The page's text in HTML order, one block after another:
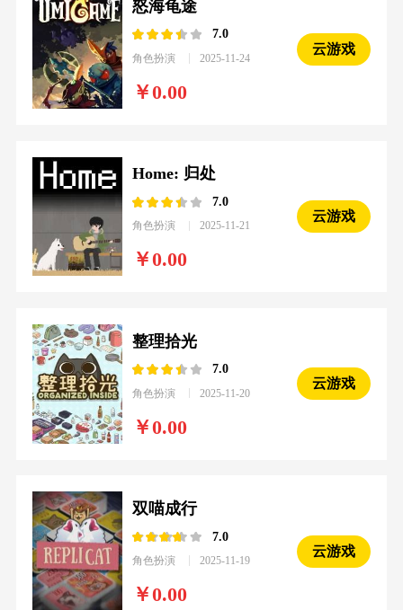
怒海龟途
7.0
角色扮演 2025-11-24
0.00
云游戏
Home: 归处
7.0
角色扮演 2025-11-21
0.00
云游戏
整理拾光
7.0
角色扮演 2025-11-20
0.00
云游戏
双喵成行
7.0
角色扮演 2025-11-19
0.00
云游戏